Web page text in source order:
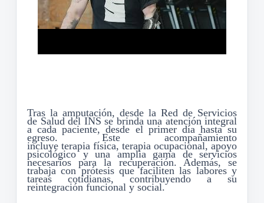
Tras la amputación, desde la Red de Servicios
de Salud del INS se brinda una atención integral
a cada paciente, desde el primer día hasta su
egreso. Este acompañamiento
incluye terapia física, terapia ocupacional, apoyo
psicológico y una amplia gama de servicios
necesarios parala recuperación. Además, se
trabajaconprótesisque faciliten las laboresy
tareas cotidianas, contribuyendo a su
reintegración funcional y social.